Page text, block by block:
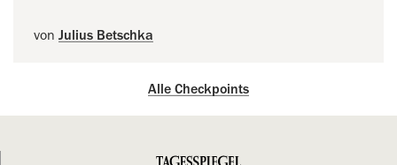
von Julius Betschka
Alle Checkpoints